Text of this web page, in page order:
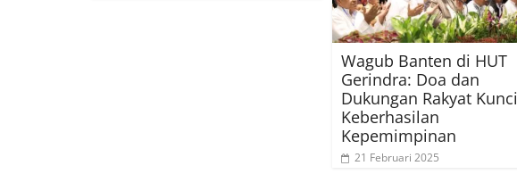
Wagub Banten di HUT
Gerindra: Doa dan
Dukungan Rakyat Kunci
Keberhasilan
Kepemimpinan
21 Februari 2025